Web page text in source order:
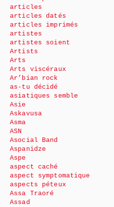
articles
articles datés
articles imprimés
artistes
artistes soient
Artists
Arts
Arts viscéraux
Ar’bian rock
as-tu décidé
asiatiques semble
Asie
Askavusa
Asma
ASN
Asocial Band
Aspanidze
Aspe
aspect caché
aspect symptomatique
aspects péteux
Assa Traoré
Assad